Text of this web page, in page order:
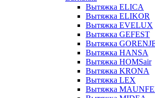
Вытяжка ELICA
Вытяжка ELIKOR
Вытяжка EVELUX
Вытяжка GEFEST
Вытяжка
Вытяжка HANSA
Вытяжка HOMSair
Вытяжка KRONA
Вытяжка LEX
Вытяжка